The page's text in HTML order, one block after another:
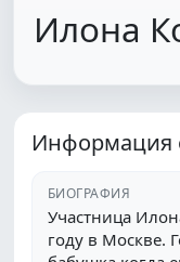
Илона
Информация
БИОГРАФИЯ
Участница
году в Москве.